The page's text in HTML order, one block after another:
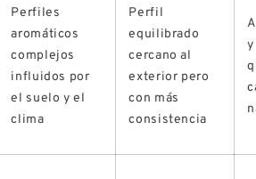
Perfiles
aromáticos
complejos
influidos por
el suelo y el
clima
Perfil
equilibrado
cercano al
exterior pero
con más
consistencia